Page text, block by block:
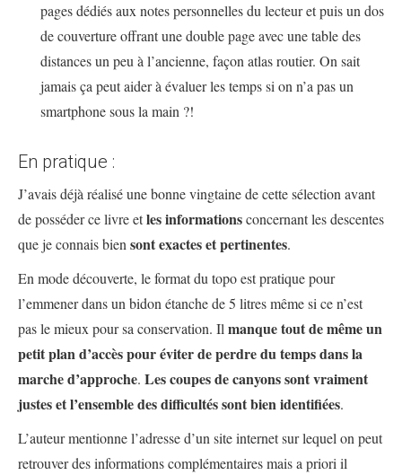
pages dédiés aux notes personnelles du lecteur et puis un dos
de couverture offrant une double page avec une table des
distances un peu à l’ancienne, façon atlas routier. On sait
jamais ça peut aider à évaluer les temps si on n’a pas un
smartphone sous la main ?!
En pratique :
J’avais déjà réalisé une bonne vingtaine de cette sélection avant
de posséder ce livre etles informationsconcernant les descentes
que je connais biensont exactes et pertinentes.
En mode découverte, le format du topo est pratique pour
l’emmener dans un bidon étanche de 5 litres même si ce n’est
pas le mieux pour sa conservation. Ilmanque tout de même un
petit plan d’accès pour éviter de perdre du temps dans la
marche d’approche. Les coupes de canyons sont vraiment
justes et l’ensemble des difficultés sont bien identifiées.
L’auteur mentionne l’adresse d’un site internet sur lequel on peut
retrouver des informations complémentaires mais a priori il